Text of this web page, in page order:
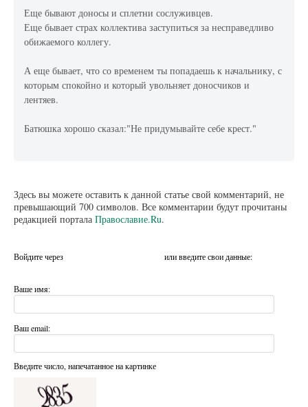
Еще бывают доносы и сплетни сослуживцев.
Еще бывает страх коллектива заступиться за несправедливо
обижаемого коллегу.
А еще бывает, что со временем ты попадаешь к начальнику, с
которым спокойно и который увольняет доносчиков и
лентяев.
Батюшка хорошо сказал:"Не придумывайте себе крест."
Здесь вы можете оставить к данной статье свой комментарий, не
превышающий 700 символов. Все комментарии будут прочитаны
редакцией портала Православие.Ru.
Войдите через или введите свои данные:
Ваше имя:
Ваш email:
Введите число, напечатанное на картинке